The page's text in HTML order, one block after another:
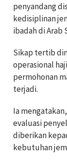
penyandang
kedisiplinan
ibadah di Arab
Sikap tertib
operasional
permohonan
terjadi.
Ia
evaluasi
diberikan
kebutuhan